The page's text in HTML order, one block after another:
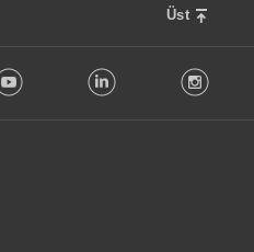
Üst
Youtube LinkedIn